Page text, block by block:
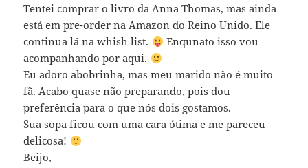
Tentei comprar o livro da Anna Thomas, mas ainda
está em pre-order na Amazon do Reino Unido. Ele
continua lá na whish list.
Enqunato isso vou
acompanhando por aqui.
Eu adoro abobrinha, mas meu marido não é muito
fã. Acabo quase não preparando, pois dou
preferência para o que nós dois gostamos.
Sua sopa ficou com uma cara ótima e me pareceu
delicosa!
Beijo,